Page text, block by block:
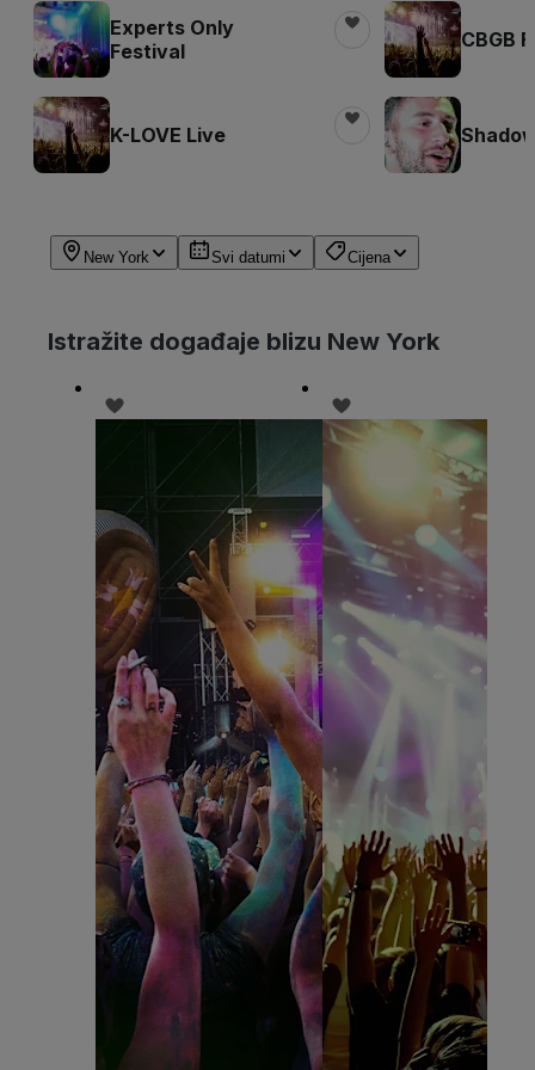
Experts Only
Festival
K-LOVE Live
CBGB
New York Svi datumi Cijena
Istražite događaje blizu New York